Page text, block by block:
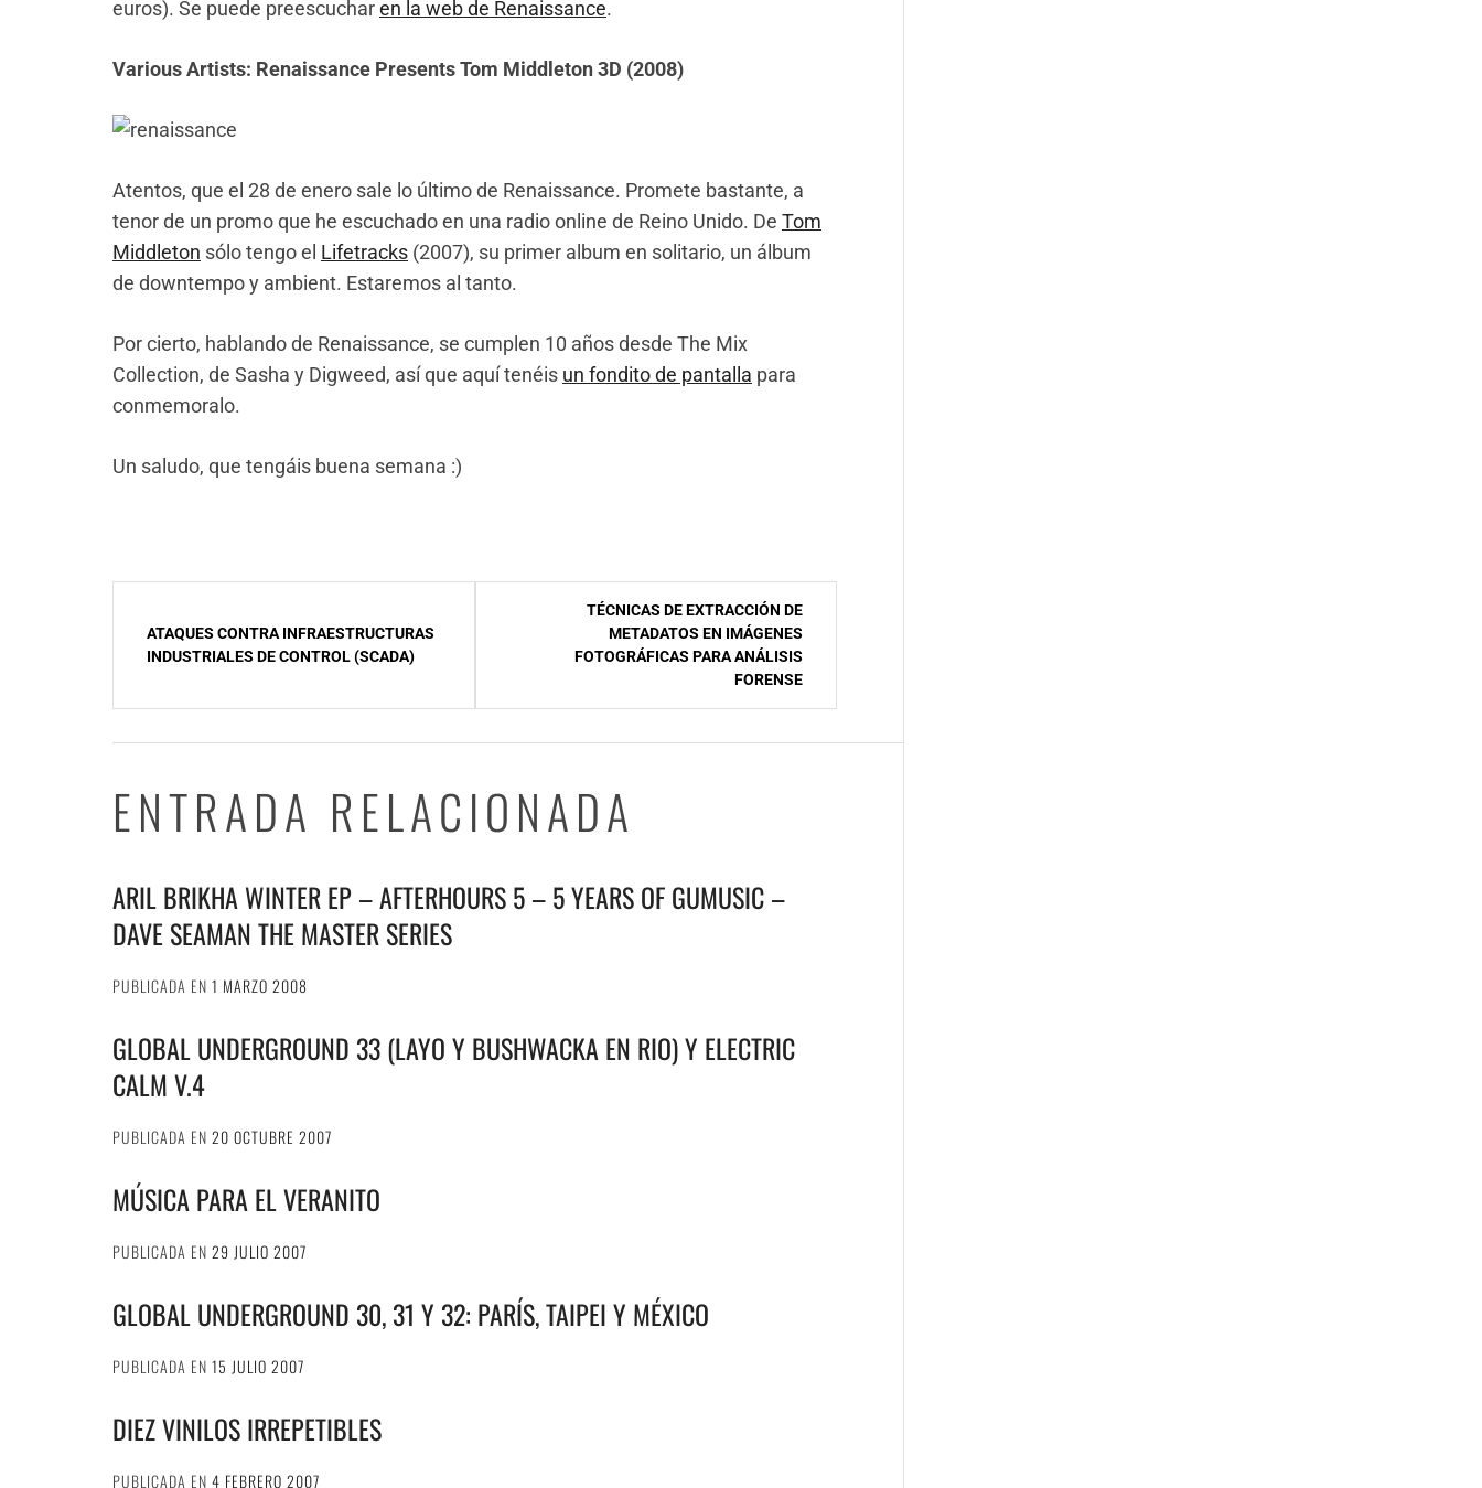
euros). Se puede preescucharen la web de Renaissance.
Various Artists: Renaissance Presents Tom Middleton 3D (2008)
Atentos, que el 28 de enero sale lo último de Renaissance. Promete bastante, a
tenor de un promo que he escuchado en una radio online de Reino Unido. De Tom
Middleton sólo tengo el Lifetracks (2007), su primer album en solitario, un álbum
de downtempo y ambient. Estaremos al tanto.
Por cierto, hablando de Renaissance, se cumplen 10 años desde The Mix
Collection, de Sasha y Digweed, así que aquí tenéis un fondito de pantalla para
conmemoralo.
Un saludo, que tengáis buena semana :)
ATAQUES CONTRA INFRAESTRUCTURAS
INDUSTRIALES DE CONTROL (SCADA)
TÉCNICAS DE EXTRACCIÓN DE
METADATOS EN IMÁGENES
FOTOGRÁFICAS PARA ANÁLISIS
FORENSE
ENTRADA RELACIONADA
ARIL BRIKHA WINTER EP – AFTERHOURS 5 – 5 YEARS OF GUMUSIC –
DAVE SEAMAN THE MASTER SERIES
PUBLICADA EN 1 MARZO 2008
GLOBAL UNDERGROUND 33 (LAYO Y BUSHWACKA EN RIO) Y ELECTRIC
CALM V.4
PUBLICADA EN 20 OCTUBRE 2007
MÚSICA PARA EL VERANITO
PUBLICADA EN 29 JULIO 2007
GLOBAL UNDERGROUND 30, 31 Y 32: PARÍS, TAIPEI Y MÉXICO
PUBLICADA EN 15 JULIO 2007
DIEZ VINILOS IRREPETIBLES
PUBLICADA EN 4 FEBRERO 2007